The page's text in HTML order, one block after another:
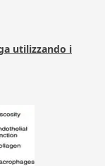
utilizzando i